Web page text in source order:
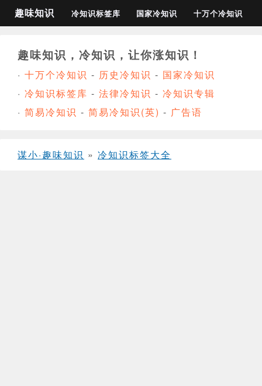
趣味知识 冷知识标签库 国家冷知识 十万个冷知识
趣味知识，冷知识，让你涨知识！
· 十万个冷知识 - 历史冷知识 - 国家冷知识
· 冷知识标签库 - 法律冷知识 - 冷知识专辑
· 简易冷知识 - 简易冷知识(英) - 广告语
谋小·趣味知识 » 冷知识标签大全